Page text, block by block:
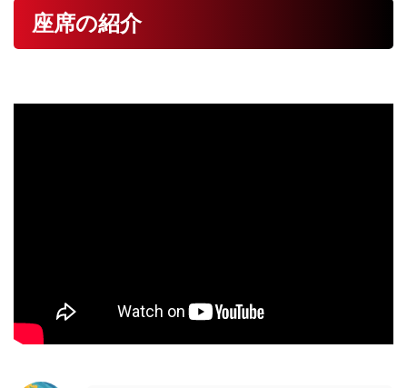
座席の紹介